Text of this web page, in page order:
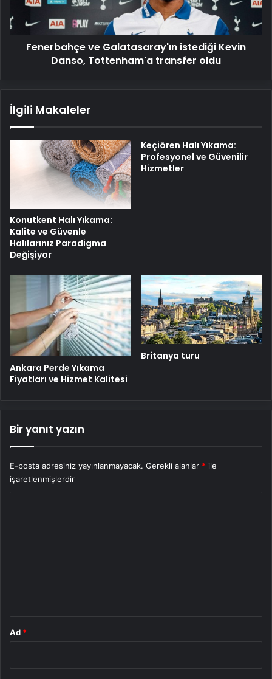
Tottenham'a
transfer
oldu
Fenerbahçe ve Galatasaray'ın istediği Kevin
Danso, Tottenham'a transfer oldu
İlgili Makaleler
Konutkent Halı Yıkama:
Kalite ve Güvenle
Halılarınız Paradigma
Değişiyor
Keçiören Halı Yıkama:
Profesyonel ve Güvenilir
Hizmetler
Ankara Perde Yıkama
Fiyatları ve Hizmet Kalitesi
Britanya turu
Bir yanıt yazın
E-posta adresiniz yayınlanmayacak. Gerekli alanlar * ile
işaretlenmişlerdir
Ad *